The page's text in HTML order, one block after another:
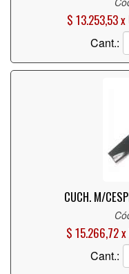
$ 13.253,53 x
Cant.:
CUCH. M/
$ 15.266,72 x
Cant.: